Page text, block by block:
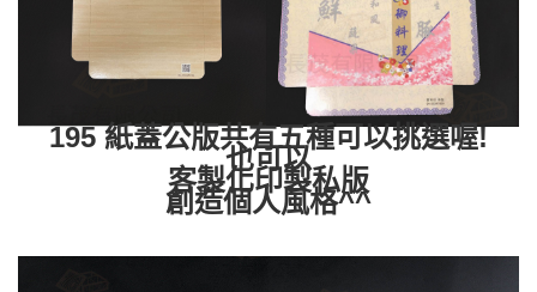
195 紙蓋公版共有五種可以挑選喔!
也可以
客製化印製私版
創造個人風格^^